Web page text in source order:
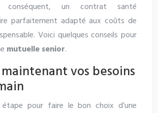
conséquent, un contrat santé
parfaitement adapté aux coûts de
Voici quelques conseils pour
mutuelle senior.
vos besoins
étape pour faire le bon choix d’une